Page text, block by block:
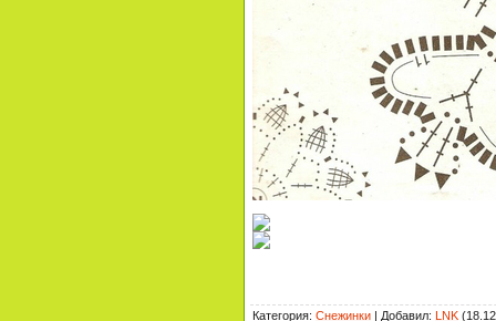
Категория: Снежинки | Добавил: LNK